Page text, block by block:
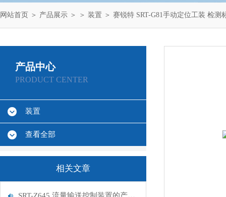
网站首页 ＞ 产品展示 ＞ ＞ 装置 ＞ 赛锐特 SRT-G81手动定位工装 检测
产品中心
PRODUCT CENTER
装置
查看全部
相关文章